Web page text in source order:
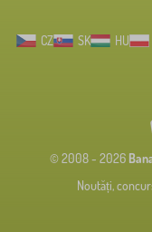
CZ SK HU
© 2008 - 2026
Noutăți,